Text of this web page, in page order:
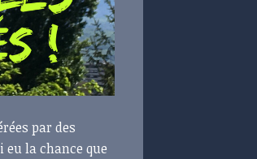
par des
la chance que